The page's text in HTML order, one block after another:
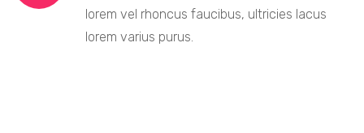
lorem vel rhoncus faucibus, ultricies lacus
lorem varius purus.